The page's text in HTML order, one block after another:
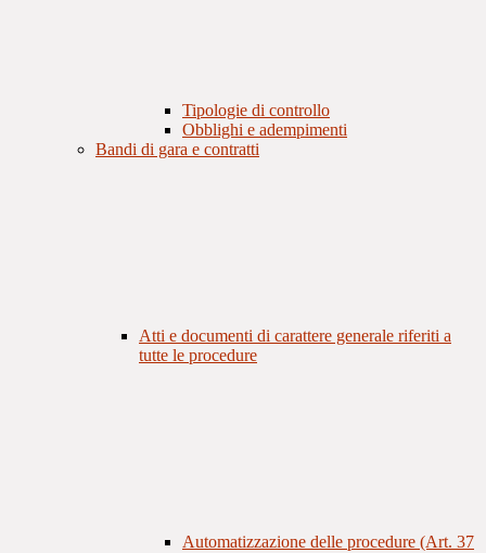
Tipologie di controllo
Obblighi e adempimenti
Bandi di gara e contratti
Atti e documenti di carattere generale riferiti a
tutte le procedure
Automatizzazione delle procedure (Art. 37